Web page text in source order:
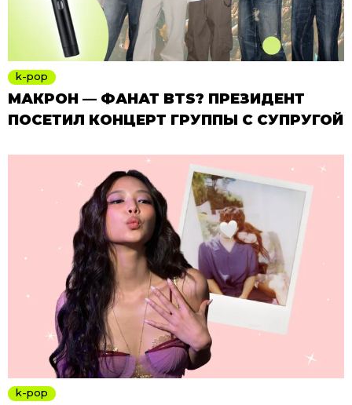
k-pop
МАКРОН — ФАНАТ BTS? ПРЕЗИДЕНТ
ПОСЕТИЛ КОНЦЕРТ ГРУППЫ С СУПРУГОЙ
k-pop